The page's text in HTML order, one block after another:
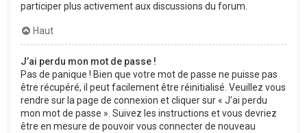
participer plus activement aux discussions du forum.
Haut
J’ai perdu mon mot de passe !
Pas de panique ! Bien que votre mot de passe ne puisse pas
être récupéré, il peut facilement être réinitialisé. Veuillez vous
rendre sur la page de connexion et cliquer sur « J’ai perdu
mon mot de passe ». Suivez les instructions et vous devriez
être en mesure de pouvoir vous connecter de nouveau